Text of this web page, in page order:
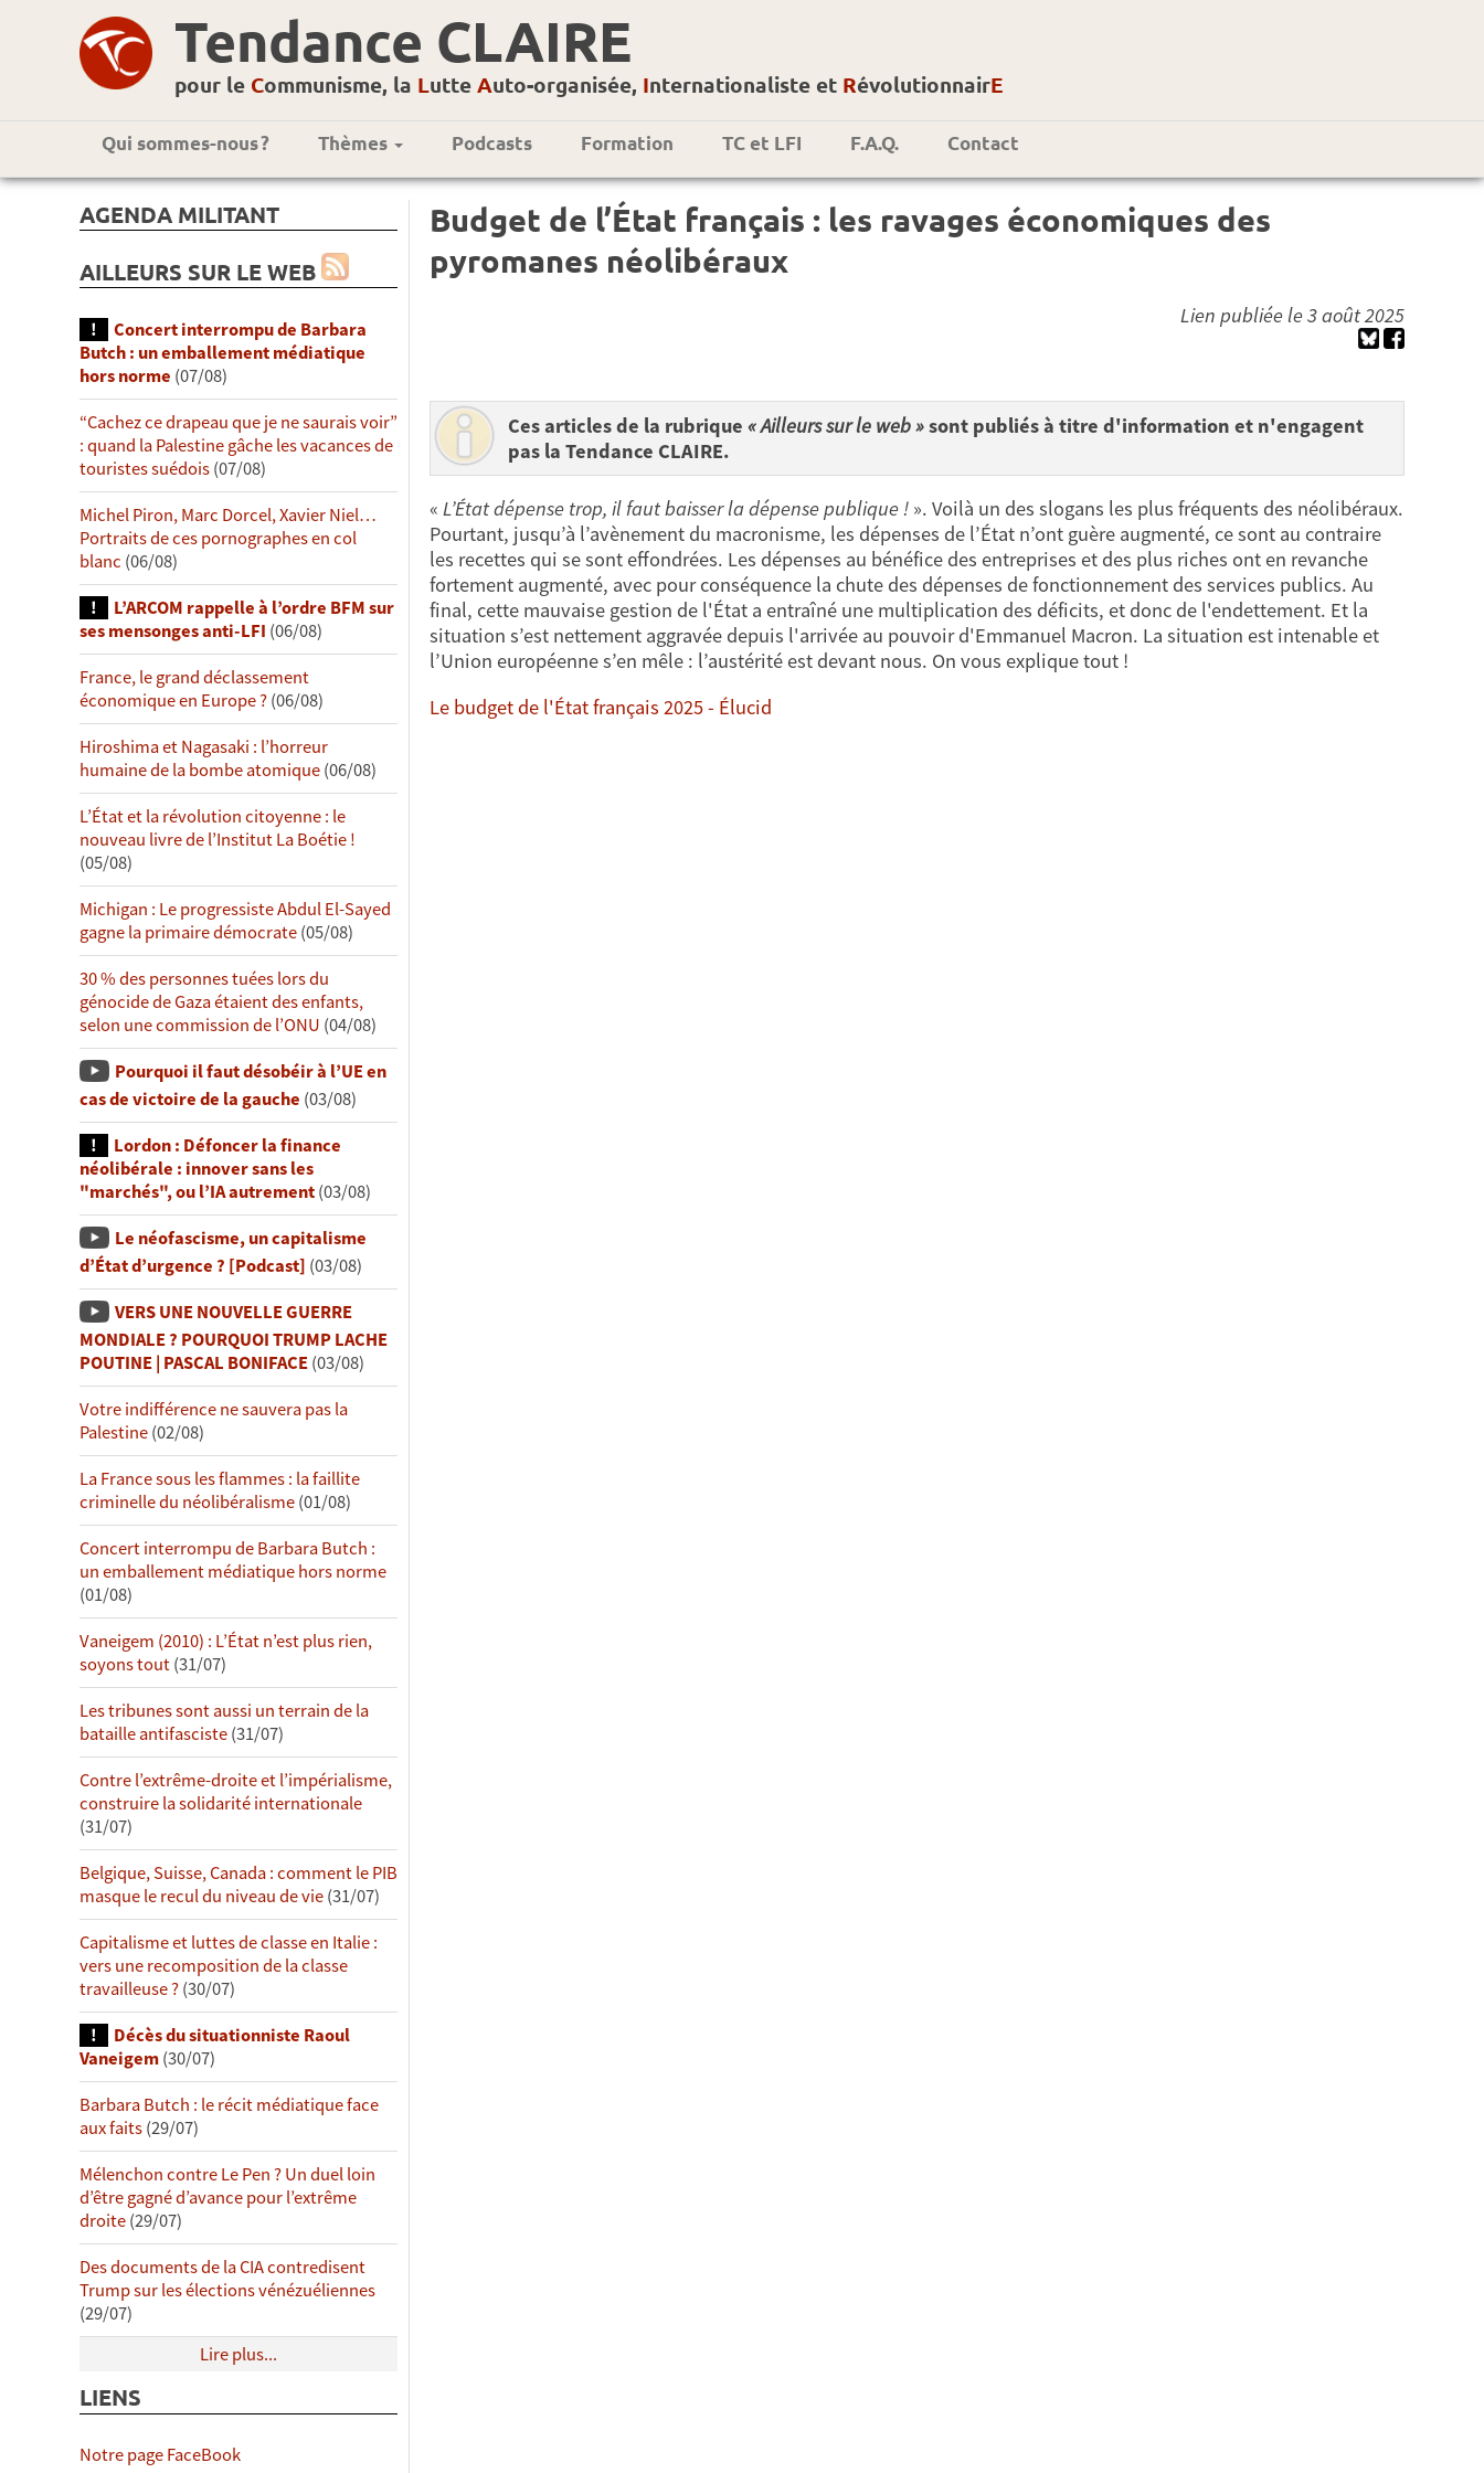
Tendance CLAIRE
pour le Communisme, la Lutte Auto-organisée, Internationaliste et RévolutionnairE
Qui sommes-nous ? Thèmes Podcasts Formation TC et LFI F.A.Q. Contact
AGENDA MILITANT
AILLEURS SUR LE WEB
Concert interrompu de Barbara
Butch : un emballement médiatique
hors norme (07/08)
“Cachez ce drapeau que je ne saurais voir”
: quand la Palestine gâche les vacances de
touristes suédois(07/08)
Michel Piron, Marc Dorcel, Xavier Niel…
Portraits de ces pornographes en col
blanc (06/08)
L’ARCOM rappelle à l’ordre BFM sur
ses mensonges anti-LFI (06/08)
France, le grand déclassement
économique en Europe ?(06/08)
Hiroshima et Nagasaki : l’horreur
humaine de la bombe atomique(06/08)
L’État et la révolution citoyenne : le
nouveau livre de l’Institut La Boétie !
(05/08)
Michigan : Le progressiste Abdul El-Sayed
gagne la primaire démocrate(05/08)
30 % des personnes tuées lors du
génocide de Gaza étaient des enfants,
selon une commission de l’ONU (04/08)
Pourquoi il faut désobéir à l’UE en
cas de victoire de la gauche (03/08)
Lordon : Défoncer la finance
néolibérale : innover sans les
"marchés", ou l’IA autrement(03/08)
Le néofascisme, un capitalisme
d’État d’urgence ? [Podcast] (03/08)
VERS UNE NOUVELLE GUERRE
MONDIALE ? POURQUOI TRUMP LACHE
POUTINE | PASCAL BONIFACE(03/08)
Votre indifférence ne sauvera pas la
Palestine(02/08)
La France sous les flammes : la faillite
criminelle du néolibéralisme(01/08)
Concert interrompu de Barbara Butch :
un emballement médiatique hors norme
(01/08)
Vaneigem (2010) : L’État n’est plus rien,
soyons tout(31/07)
Les tribunes sont aussi un terrain de la
bataille antifasciste(31/07)
Contre l’extrême-droite et l’impérialisme,
construire la solidarité internationale
(31/07)
Belgique, Suisse, Canada : comment le PIB
masque le recul du niveau de vie(31/07)
Capitalisme et luttes de classe en Italie :
vers une recomposition de la classe
travailleuse ?(30/07)
Décès du situationniste Raoul
Vaneigem(30/07)
Barbara Butch : le récit médiatique face
aux faits(29/07)
Mélenchon contre Le Pen ? Un duel loin
d’être gagné d’avance pour l’extrême
droite(29/07)
Des documents de la CIA contredisent
Trump sur les élections vénézuéliennes
(29/07)
Lire plus...
LIENS
Notre page FaceBook
Budget de l’État français : les ravages économiques des
pyromanes néolibéraux
Lien publiée le 3 août 2025
Ces articles de la rubrique « Ailleurs sur le web »sont publiés à titre d'information et n'engagent
pas la Tendance CLAIRE.
« L’État dépense trop, il faut baisser la dépense publique !». Voilà un des slogans les plus fréquents des néolibéraux.
Pourtant, jusqu’à l’avènement du macronisme, les dépenses de l’État n’ont guère augmenté, ce sont au contraire
les recettes qui se sont effondrées. Les dépenses au bénéfice des entreprises et des plus riches ont en revanche
fortement augmenté, avec pour conséquence la chute des dépenses de fonctionnement des services publics. Au
final, cette mauvaise gestion de l'État a entraîné une multiplication des déficits, et donc de l'endettement. Et la
situation s’est nettement aggravée depuis l'arrivée au pouvoir d'Emmanuel Macron. La situation est intenable et
l’Union européenne s’en mêle : l’austérité est devant nous. On vous explique tout !
Le budget de l'État français 2025 - Élucid